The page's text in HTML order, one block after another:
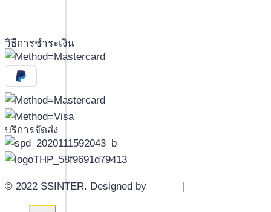
วิธีการชำระเงิน
บริการจัดส่ง
© 2022 SSINTER. Designed by |